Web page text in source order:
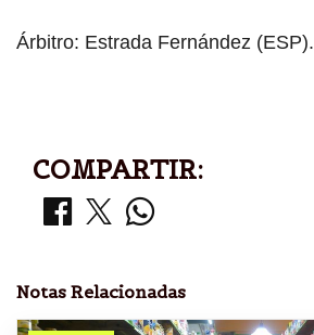
Árbitro: Estrada Fernández (ESP).
COMPARTIR:
Notas Relacionadas